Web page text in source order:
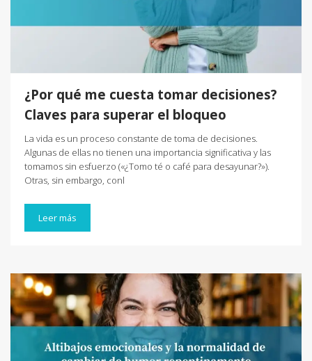
¿Por qué me cuesta tomar decisiones?
Claves para superar el bloqueo
La vida es un proceso constante de toma de decisiones.
Algunas de ellas no tienen una importancia significativa y las
tomamos sin esfuerzo («¿Tomo té o café para desayunar?»).
Otras, sin embargo, conl
Leer más